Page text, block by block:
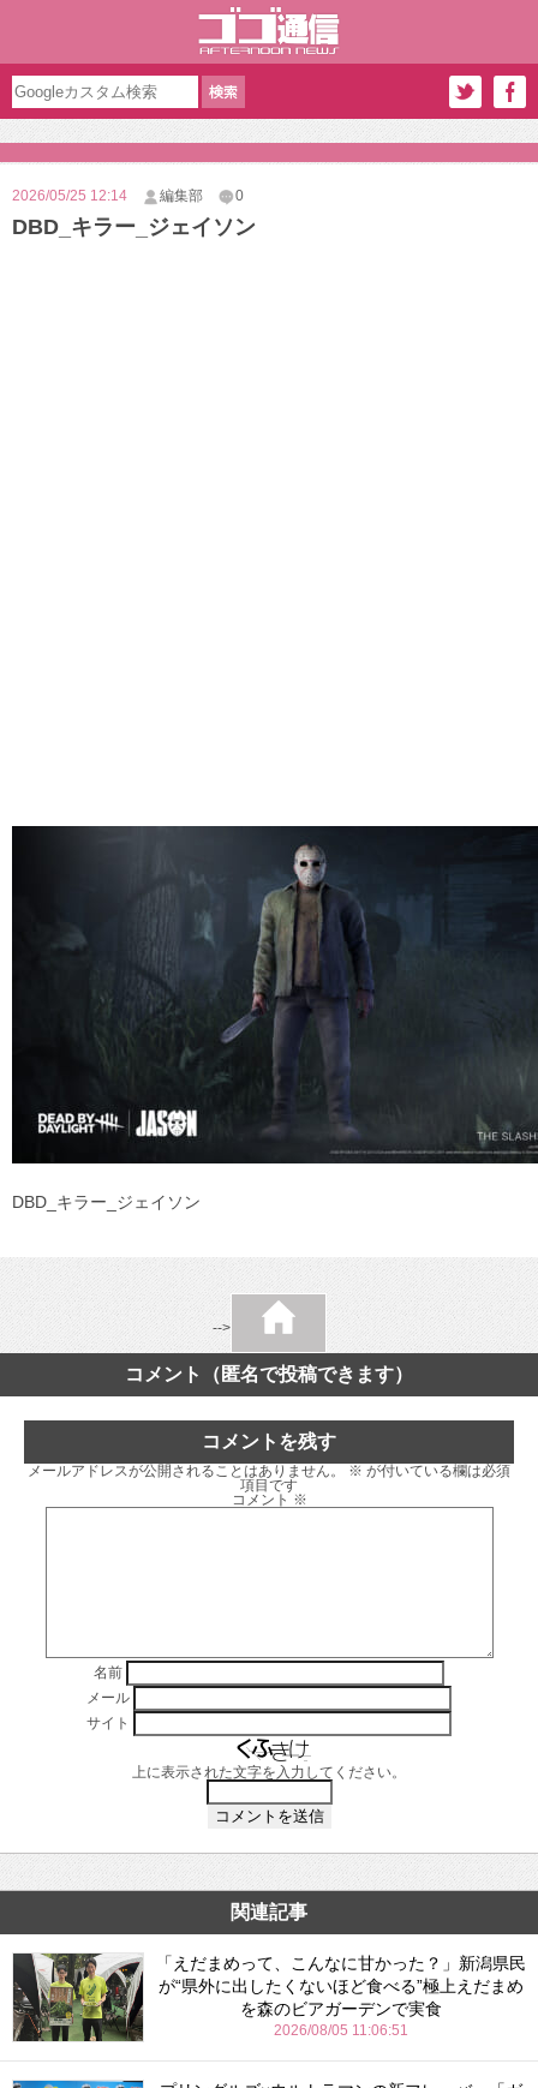
2026/05/25 12:14 編集部 0
DBD_キラー_ジェイソン
DBD_キラー_ジェイソン
-->
コメント（匿名で投稿できます）
コメントを残す
メールアドレスが公開されることはありません。 ※ が付いている欄は必須
項目です
コメント ※
名前
メール
サイト
上に表示された文字を入力してください。
関連記事
「えだまめって、こんなに甘かった？」新潟県民
が“県外に出したくないほど食べる”極上えだまめ
を森のビアガーデンで実食
2026/08/05 11:06:51